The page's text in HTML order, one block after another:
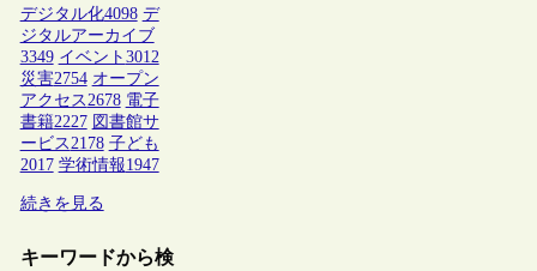
デジタル化4098 デ
ジタルアーカイブ
3349 イベント 3012
災害2754 オープン
アクセス2678 電子
書籍2227 図書館サ
ービス2178 子ども
2017 学術情報1947
続きを見る
キーワードから検